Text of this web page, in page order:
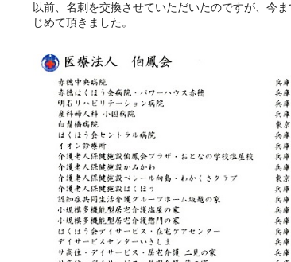
以前、名刺を交換させていただいたのですが、今
じめて頂きました。